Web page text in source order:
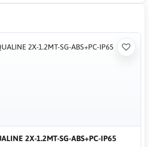
2X-1.2MT-SG-ABS+PC-IP65